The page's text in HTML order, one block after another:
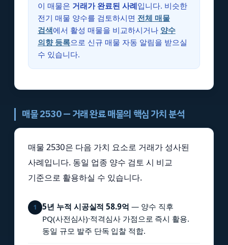
이 매물은 거래가 완료된 사례입니다. 비슷한
전기 매물 양수를 검토하시면 전체 매물
검색에서 활성 매물을 비교하시거나 양수
의향 등록으로 신규 매물 자동 알림을 받으실
수 있습니다.
매물 2530 — 거래 완료 매물의 핵심 가치 분석
매물 2530은 다음 가치 요소로 거래가 성사된
사례입니다. 동일 업종 양수 검토 시 비교
기준으로 활용하실 수 있습니다.
1 5년 누적 시공실적 58.9억 — 양수 직후
PQ(사전심사)·적격심사 가점으로 즉시 활용.
동일 규모 발주 단독 입찰 적합.